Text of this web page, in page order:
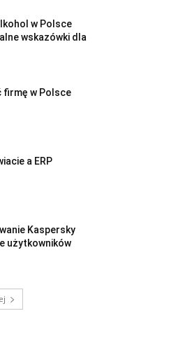
w Polsce
wskazówki dla
firmę w Polsce
a ERP
Kaspersky
użytkowników